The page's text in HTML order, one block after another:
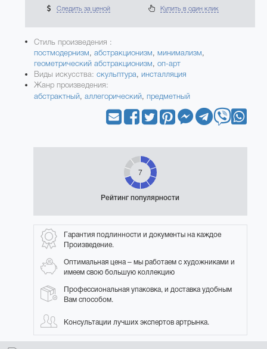
Следить за ценой Купить в один клик
Стиль произведения :
постмодернизм,абстракционизм,минимализм,
геометрический абстракционизм,оп-арт
Виды искусства:скульптура,инсталляция
Жанр произведения:
абстрактный,аллегорический,предметный
7
Рейтинг популярности
Гарантия подлинности и документы на каждое
Произведение.
Оптимальная цена – мы работаем с художниками и
имеем свою большую коллекцию
Профессиональная упаковка, и доставка удобным
Вам способом.
Консультации лучших экспертов артрынка.